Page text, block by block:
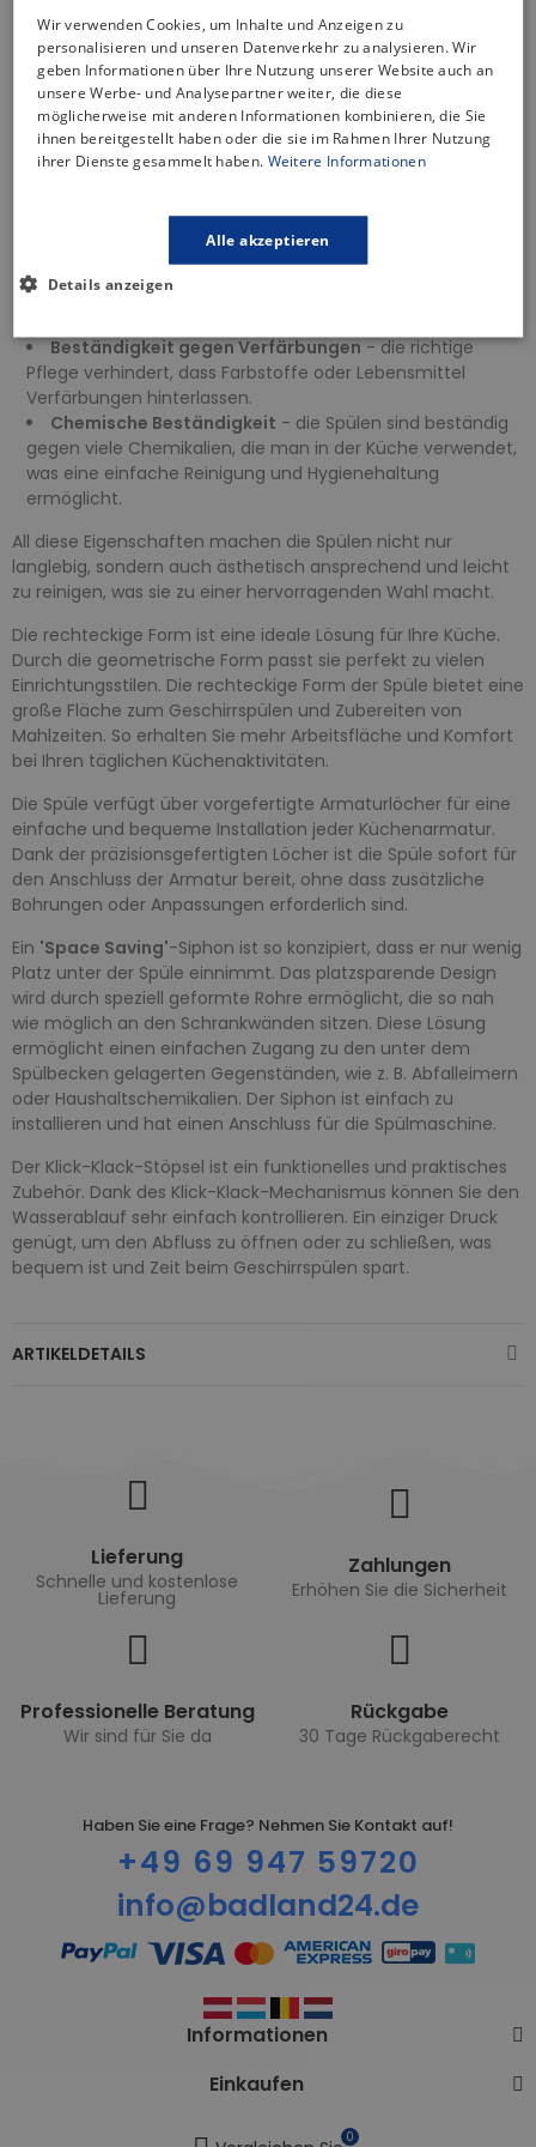
sodass heiße Geschirrteile frei platziert werden können,
ohne Schäden zu verursachen.
Temperaturwechselbeständigkeit- unempfindlich
gegenüber plötzlichen Temperaturschwankungen, d. h. sie
werden durch plötzlichen Kontakt mit heißen oder kalten
Gegenständen nicht beschädigt.
Kratzfestigkeit- die Oberfläche ist äußerst kratzfest.
Küchenwerkzeugen behält sie ihr ursprüngliches Aussehen.
- die Oberfläche ist extrem haltbar und
stoßfest, was die Spülen vor Schäden durch
herunterfallende Gegenstände oder versehentliche Stöße
Beständigkeit gegen Verfärbungen- die richtige
Pflege verhindert, dass Farbstoffe oder Lebensmittel
Verfärbungen hinterlassen.
Chemische Beständigkeit - die Spülen sind beständig
gegen viele Chemikalien, die man in der Küche verwendet,
was eine einfache Reinigung und Hygienehaltung
ermöglicht.
All diese Eigenschaften machen die Spülen nicht nur
langlebig, sondern auch ästhetisch ansprechend und leicht
zu reinigen, was sie zu einer hervorragenden Wahl macht.
Die rechteckige Form ist eine ideale Lösung für Ihre Küche.
Durch die geometrische Form passt sie perfekt zu vielen
Einrichtungsstilen. Die rechteckige Form der Spüle bietet eine
große Fläche zum Geschirrspülen und Zubereiten von
Mahlzeiten. So erhalten Sie mehr Arbeitsfläche und Komfort
bei Ihren täglichen Küchenaktivitäten.
Die Spüle verfügt über vorgefertigte Armaturlöcher für eine
einfache und bequeme Installation jeder Küchenarmatur.
Dank der präzisionsgefertigten Löcher ist die Spüle sofort für
den Anschluss der Armatur bereit, ohne dass zusätzliche
Bohrungen oder Anpassungen erforderlich sind.
Ein 'Space Saving'-Siphon ist so konzipiert, dass er nur wenig
Platz unter der Spüle einnimmt. Das platzsparende Design
wird durch speziell geformte Rohre ermöglicht, die so nah
wie möglich an den Schrankwänden sitzen. Diese Lösung
ermöglicht einen einfachen Zugang zu den unter dem
Spülbecken gelagerten Gegenständen, wie z. B. Abfalleimern
oder Haushaltschemikalien. Der Siphon ist einfach zu
installieren und hat einen Anschluss für die Spülmaschine.
Der Klick-Klack-Stöpsel ist ein funktionelles und praktisches
Zubehör. Dank des Klick-Klack-Mechanismus können Sie den
Wasserablauf sehr einfach kontrollieren. Ein einziger Druck
genügt, um den Abfluss zu öffnen oder zu schließen, was
bequem ist und Zeit beim Geschirrspülen spart.
ARTIKELDETAILS
Lieferung
Schnelle und kostenlose
Lieferung
Zahlungen
Erhöhen Sie die Sicherheit
Professionelle Beratung
Wir sind für Sie da
Rückgabe
30 Tage Rückgaberecht
Haben Sie eine Frage? Nehmen Sie Kontakt auf!
+49 69 947 59720
info@badland24.de
Informationen
Einkaufen
0
Wir verwenden Cookies, um Inhalte und Anzeigen zu
personalisieren und unseren Datenverkehr zu analysieren. Wir
geben Informationen über Ihre Nutzung unserer Website auch an
unsere Werbe- und Analysepartner weiter, die diese
möglicherweise mit anderen Informationen kombinieren, die Sie
ihnen bereitgestellt haben oder die sie im Rahmen Ihrer Nutzung
ihrer Dienste gesammelt haben. Weitere Informationen
Alle akzeptieren
Details anzeigen